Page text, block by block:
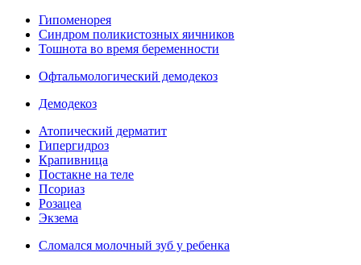
Гипоменорея
Синдром поликистозных яичников
Тошнота во время беременности
Офтальмологический демодекоз
Демодекоз
Атопический дерматит
Гипергидроз
Крапивница
Постакне на теле
Псориаз
Розацеа
Экзема
Сломался молочный зуб у ребенка